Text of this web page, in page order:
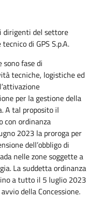
dirigenti del settore
di GPS S.p.A.
sono fase di
tecniche, logistiche ed
per la gestione della
A tal proposito il
con ordinanza
2023 la proroga per
dell’obbligo di
nelle zone soggette a
La suddetta ordinanza
a tutto il 5 luglio 2023
della Concessione.